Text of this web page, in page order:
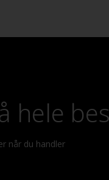
hele
når du handler